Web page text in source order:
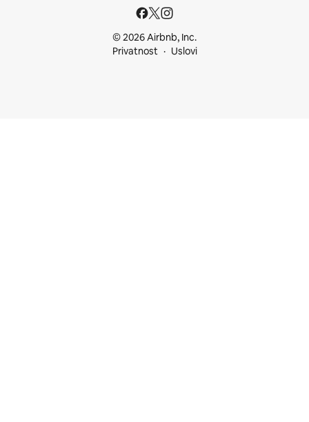
© 2026 Airbnb, Inc.
Privatnost
Uslovi